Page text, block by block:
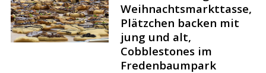
Weihnachtsmarkttasse,
Plätzchen backen mit
jung und alt,
Cobblestones im
Fredenbaumpark